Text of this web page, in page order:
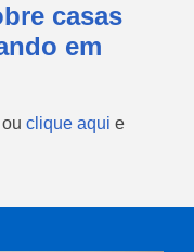
casas
em
ou clique aqui e